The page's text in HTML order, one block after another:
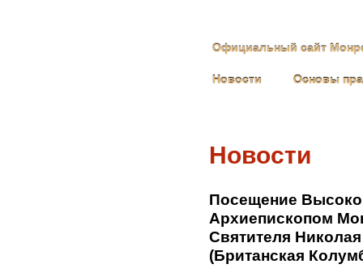
Официальный сайт
Новости Основы
Новости
Посещение
Архиепископом
Святителя
(Британская